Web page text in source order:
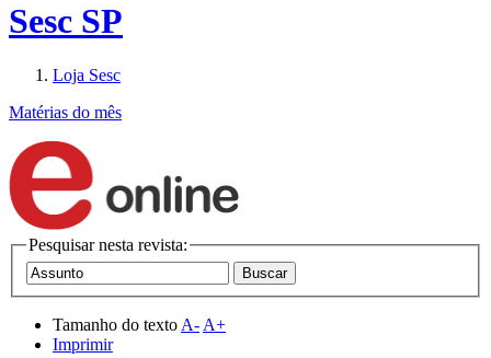
Sesc SP
Loja Sesc
Matérias do mês
Pesquisar nesta revista:
Tamanho do texto A- A+
Imprimir